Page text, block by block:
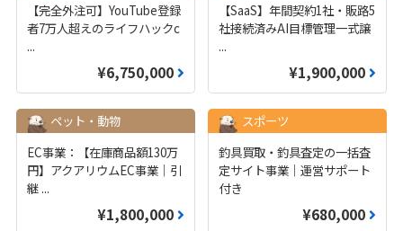
【完全外注可】YouTube登録
者7万人超えのライフハックc
...
¥6,750,000
【SaaS】年間契約1社・販路5
社接続済みAI目標管理一式譲
...
¥1,900,000
ペット・動物
EC事業：【在庫商品額130万
円】アクアリウムEC事業｜引
継 ...
¥1,800,000
スポーツ
釣具買取・釣具査定の一括査
定サイト事業｜運営サポート
付き
¥680,000